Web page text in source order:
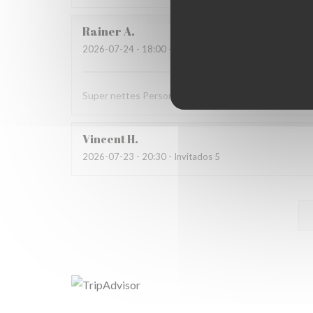
RainerA
2026-07-24 - 18:00 - Invitados 4
Super nettes Personal und absolutes Top Essen !!!
VincentH
2026-07-23 - 20:30 - Invitados 5